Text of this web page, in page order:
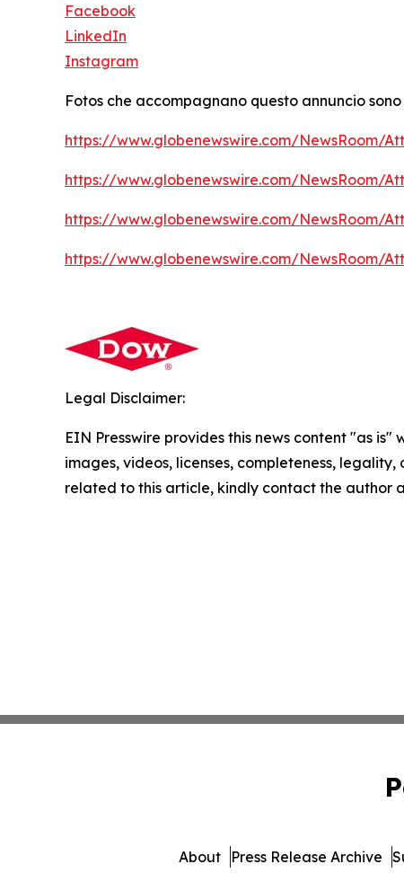
Facebook
LinkedIn
Instagram
Fotos che accompagnano questo annuncio
https://www.globenewswire.com/NewsRoom/
https://www.globenewswire.com/NewsRoom/
https://www.globenewswire.com/NewsRoom/
https://www.globenewswire.com/NewsRoom/
Legal Disclaimer:
EIN Presswire provides this news content "as
images, videos, licenses, completeness,
related to this article, kindly contact the author
About Press Release Archive